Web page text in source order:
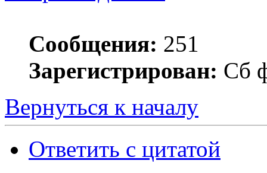
Сообщения: 251
Зарегистрирован: Сб
Вернуться к началу
Ответить с цитатой